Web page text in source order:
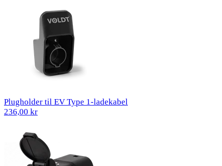
Plugholder til EV Type 1-ladekabel
236,00 kr